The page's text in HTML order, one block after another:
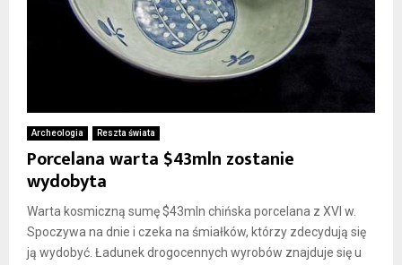
Archeologia Reszta świata
Porcelana warta $43mln zostanie
wydobyta
Warta kosmiczną sumę $43mln chińska porcelana z XVI w.
Spoczywa na dnie i czeka na śmiałków, którzy zdecydują się
ją wydobyć. Ładunek drogocennych wyrobów znajduje się u